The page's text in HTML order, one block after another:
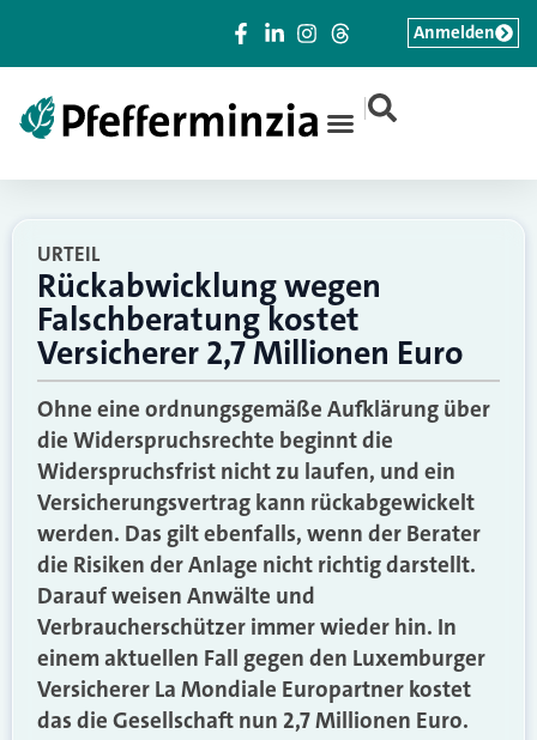
|
Anmelden
URTEIL
Rückabwicklung wegen
Falschberatung kostet
Versicherer 2,7 Millionen Euro
Ohne eine ordnungsgemäße Aufklärung über
die Widerspruchsrechte beginnt die
Widerspruchsfrist nicht zu laufen, und ein
Versicherungsvertrag kann rückabgewickelt
werden. Das gilt ebenfalls, wenn der Berater
die Risiken der Anlage nicht richtig darstellt.
Darauf weisen Anwälte und
Verbraucherschützer immer wieder hin. In
einem aktuellen Fall gegen den Luxemburger
Versicherer La Mondiale Europartner kostet
das die Gesellschaft nun 2,7 Millionen Euro.